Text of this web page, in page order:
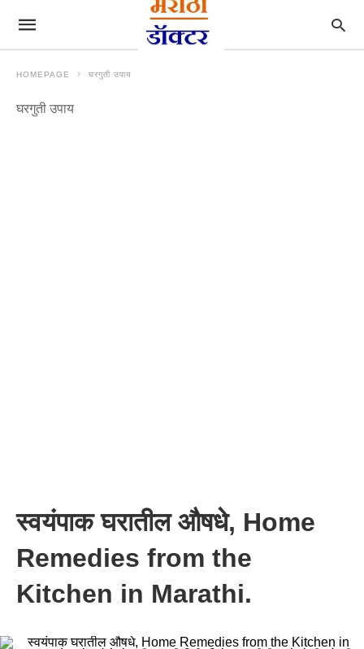
HOMEPAGE घरगुती उपाय
घरगुती उपाय
स्वयंपाक घरातील औषधे, Home
Remedies from the
Kitchen in Marathi.